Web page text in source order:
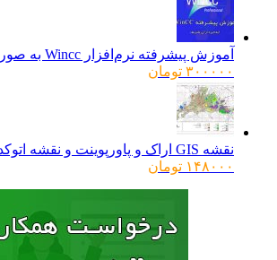
آموزش پیشرفته نرم‌افزار Wincc به صورت تصویری
۳۰۰۰۰۰ تومان
نقشه GIS اراک و پاورپوینت و نقشه اتوکد طرح جامع اراک
۱۴۸۰۰۰ تومان